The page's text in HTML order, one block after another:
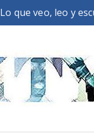
Lo que veo, leo y